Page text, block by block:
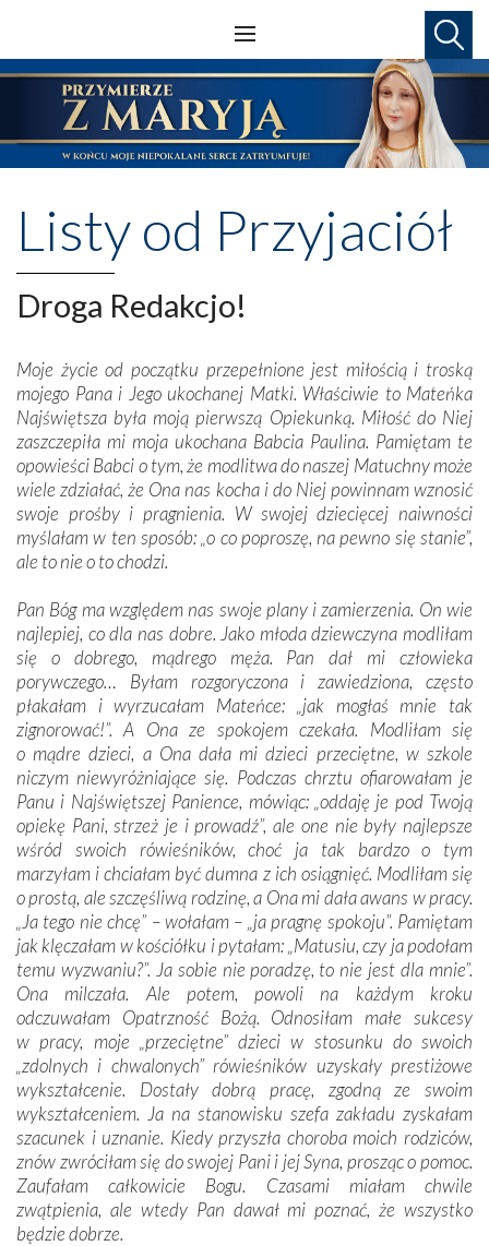
Listy od Przyjaciół
Droga Redakcjo!
Moje życie od początku przepełnione jest miłością i troską
mojego Pana i Jego ukochanej Matki. Właściwie to Mateńka
Najświętsza była moją pierwszą Opiekunką. Miłość do Niej
zaszczepiła mi moja ukochana Babcia Paulina. Pamiętam te
opowieści Babci o tym, że modlitwa do naszej Matuchny może
wiele zdziałać, że Ona nas kocha i do Niej powinnam wznosić
swoje prośby i pragnienia. W swojej dziecięcej naiwności
myślałam w ten sposób: „o co poproszę, na pewno się stanie”,
ale to nie o to chodzi.
Pan Bóg ma względem nas swoje plany i zamierzenia. On wie
najlepiej, co dla nas dobre. Jako młoda dziewczyna modliłam
się o dobrego, mądrego męża. Pan dał mi człowieka
porywczego… Byłam rozgoryczona i zawiedziona, często
płakałam i wyrzucałam Mateńce: „jak mogłaś mnie tak
zignorować!”. A Ona ze spokojem czekała. Modliłam się
o mądre dzieci, a Ona dała mi dzieci przeciętne, w szkole
niczym niewyróżniające się. Podczas chrztu ofiarowałam je
Panu i Najświętszej Panience, mówiąc: „oddaję je pod Twoją
opiekę Pani, strzeż je i prowadź”, ale one nie były najlepsze
wśród swoich rówieśników, choć ja tak bardzo o tym
marzyłam i chciałam być dumna z ich osiągnięć. Modliłam się
o prostą, ale szczęśliwą rodzinę, a Ona mi dała awans w pracy.
„Ja tego nie chcę” – wołałam – „ja pragnę spokoju”. Pamiętam
jak klęczałam w kościółku i pytałam: „Matusiu, czy ja podołam
temu wyzwaniu?”. Ja sobie nie poradzę, to nie jest dla mnie”.
Ona milczała. Ale potem, powoli na każdym kroku
odczuwałam Opatrzność Bożą. Odnosiłam małe sukcesy
w pracy, moje „przeciętne” dzieci w stosunku do swoich
„zdolnych i chwalonych” rówieśników uzyskały prestiżowe
wykształcenie. Dostały dobrą pracę, zgodną ze swoim
wykształceniem. Ja na stanowisku szefa zakładu zyskałam
szacunek i uznanie. Kiedy przyszła choroba moich rodziców,
znów zwróciłam się do swojej Pani i jej Syna, prosząc o pomoc.
Zaufałam całkowicie Bogu. Czasami miałam chwile
zwątpienia, ale wtedy Pan dawał mi poznać, że wszystko
będzie dobrze.